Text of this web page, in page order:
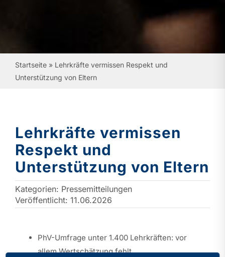
Startseite» Lehrkräfte vermissen Respekt und
Unterstützung von Eltern
Lehrkräfte vermissen
Respekt und
Unterstützung von Eltern
Kategorien: Pressemitteilungen
Veröffentlicht: 11.06.2026
PhV-Umfrage unter 1.400 Lehrkräften: vor
allem Wertschätzung fehlt